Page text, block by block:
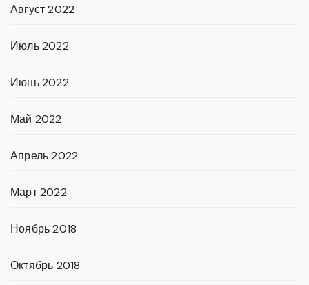
Август 2022
Июль 2022
Июнь 2022
Май 2022
Апрель 2022
Март 2022
Ноябрь 2018
Октябрь 2018